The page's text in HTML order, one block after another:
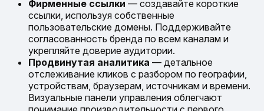
Фирменные ссылки — создавайте короткие
ссылки, используя собственные
пользовательские домены. Поддерживайте
согласованность бренда по всем каналам и
укрепляйте доверие аудитории.
Продвинутая аналитика — детальное
отслеживание кликов с разбором по географии,
устройствам, браузерам, источникам и времени.
Визуальные панели управления облегчают